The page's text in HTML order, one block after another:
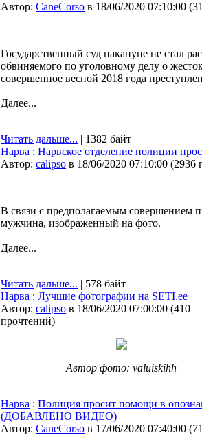
Автор: CaneCorso в 18/06/2020 07:10:00 (
Государственный суд накануне не стал
обвиняемого по уголовному делу о
совершенное весной 2018 года
Далее...
Читать дальше... | 1382 байт
Нарва : Нарвское отделение полиции
Автор: calipso в 18/06/2020 07:10:00 (2936
В связи с предполагаемым совершением
мужчина, изображенный на фото.
Далее...
Читать дальше... | 578 байт
Нарва : Лучшие фотографии на SETI.ee
Автор: calipso в 18/06/2020 07:00:00 (410
прочтений)
Автор фото: valuiskihh
Нарва : Полиция просит помощи в
(ДОБАВЛЕНО ВИДЕО)
Автор: CaneCorso в 17/06/2020 07:40:00 (